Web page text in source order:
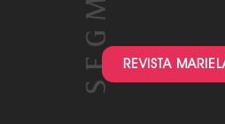
REVISTA